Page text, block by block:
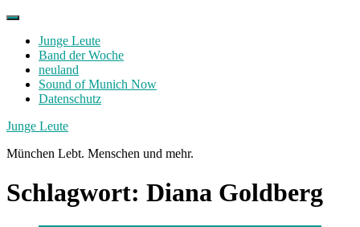
Skip
contentJunge Leute
Band der Woche
neuland
Sound of Munich Now
Datenschutz
Facebook
Twitter
Instagram
Junge Leute
München Lebt. Menschen und mehr.
Schlagwort: Diana Goldberg